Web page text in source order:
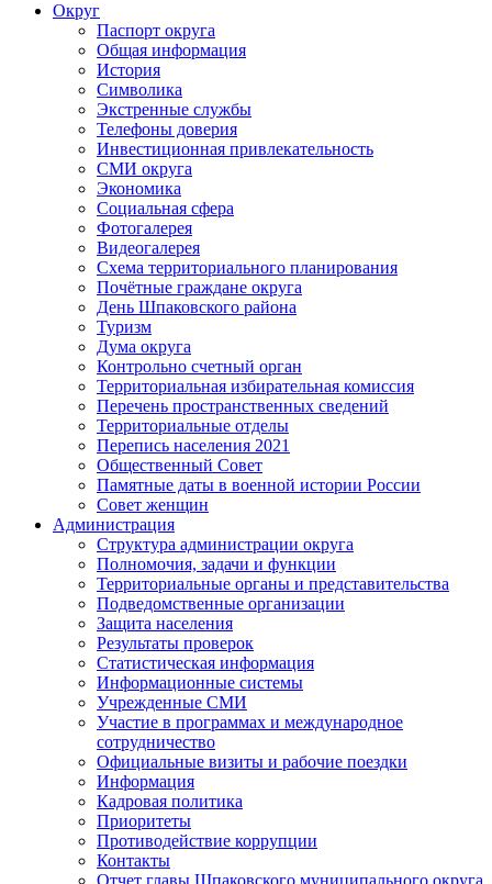
Округ
Паспорт округа
Общая информация
История
Символика
Экстренные службы
Телефоны доверия
Инвестиционная привлекательность
СМИ округа
Экономика
Социальная сфера
Фотогалерея
Видеогалерея
Схема территориального планирования
Почётные граждане округа
День Шпаковского района
Туризм
Дума округа
Контрольно счетный орган
Территориальная избирательная комиссия
Перечень пространственных сведений
Территориальные отделы
Перепись населения 2021
Общественный Совет
Памятные даты в военной истории России
Совет женщин
Администрация
Структура администрации округа
Полномочия, задачи и функции
Территориальные органы и представительства
Подведомственные организации
Защита населения
Результаты проверок
Статистическая информация
Информационные системы
Учрежденные СМИ
Участие в программах и международное
сотрудничество
Официальные визиты и рабочие поездки
Информация
Кадровая политика
Приоритеты
Противодействие коррупции
Контакты